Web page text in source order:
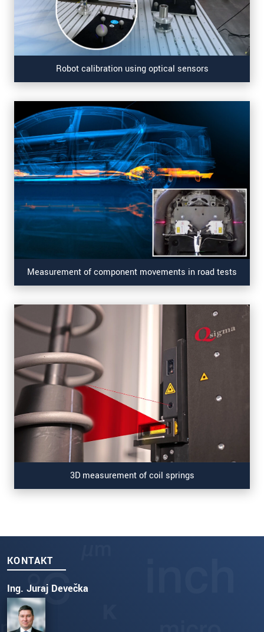
Robot calibration using optical sensors
Measurement of component movements in road tests
3D measurement of coil springs
KONTAKT
Ing. Juraj Devečka